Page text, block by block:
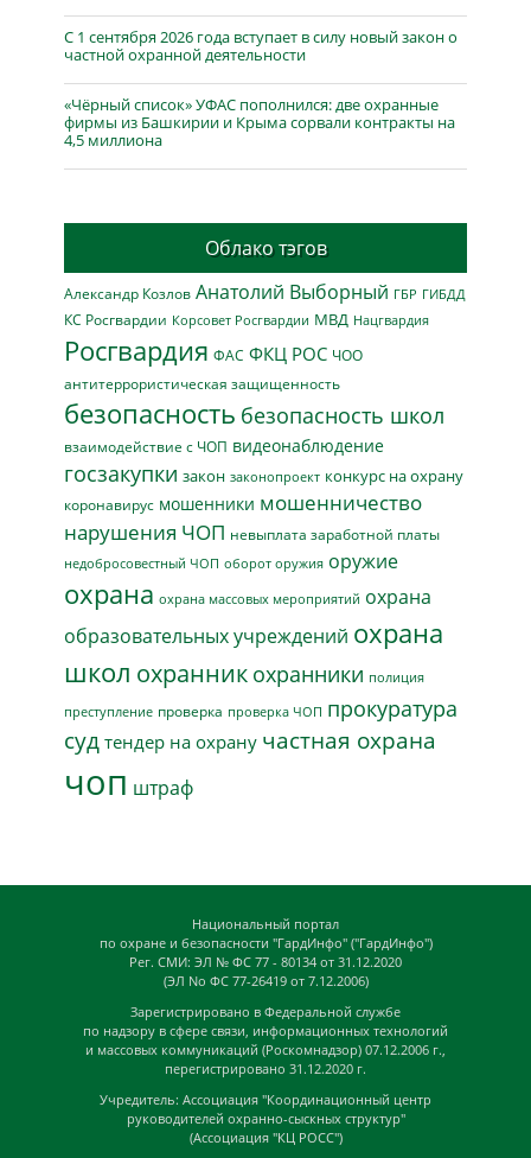
С 1 сентября 2026 года вступает в силу новый закон о
частной охранной деятельности
«Чёрный список» УФАС пополнился: две охранные
фирмы из Башкирии и Крыма сорвали контракты на
4,5 миллиона
Облако тэгов
Александр Козлов Анатолий Выборный ГБР ГИБДД
КС Росгвардии Корсовет Росгвардии МВД Нацгвардия
Росгвардия ФАС ФКЦ РОС ЧОО
антитеррористическая защищенность
безопасность безопасность школ
взаимодействие с ЧОП видеонаблюдение
госзакупки закон законопроект конкурс на охрану
коронавирус мошенники мошенничество
нарушения ЧОП невыплата заработной платы
недобросовестный ЧОП оборот оружия оружие
охрана охрана массовых мероприятий охрана
образовательных учреждений охрана
школ охранник охранники полиция
преступление проверка проверка ЧОП прокуратура
суд тендер на охрану частная охрана
чоп штраф
Национальный портал
по охране и безопасности "ГардИнфо" ("ГардИнфо")
Рег. СМИ: ЭЛ № ФС 77 - 80134 от 31.12.2020
(ЭЛ No ФС 77-26419 от 7.12.2006)
Зарегистрировано в Федеральной службе
по надзору в сфере связи, информационных технологий
и массовых коммуникаций (Роскомнадзор) 07.12.2006 г.,
перегистрировано 31.12.2020 г.
Учредитель: Ассоциация "Координационный центр
руководителей охранно-сыскных структур"
(Ассоциация "КЦ РОСС")